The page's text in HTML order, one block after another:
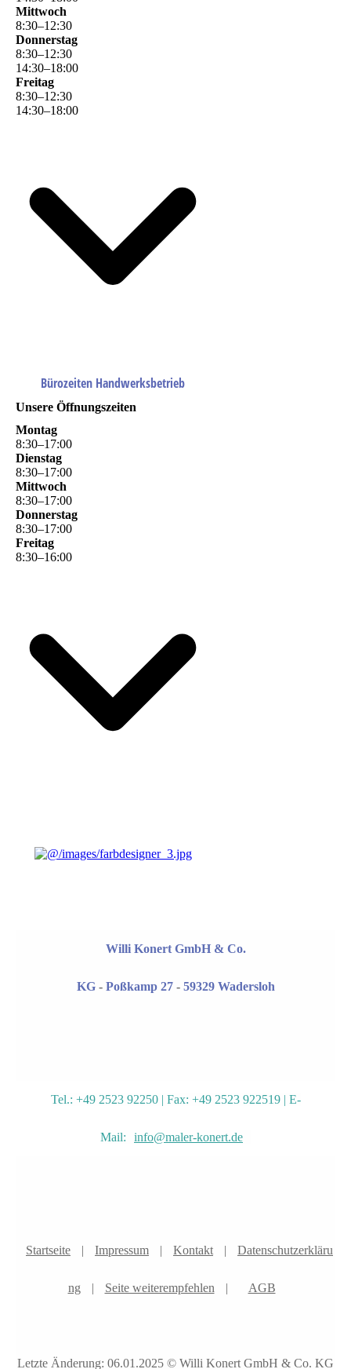
Mittwoch
8:30–12:30
Donnerstag
8:30–12:30
14:30–18:00
Freitag
8:30–12:30
14:30–18:00
Bürozeiten Handwerksbetrieb
Unsere Öffnungszeiten
Montag
8:30–17:00
Dienstag
8:30–17:00
Mittwoch
8:30–17:00
Donnerstag
8:30–17:00
Freitag
8:30–16:00
Willi Konert GmbH & Co.
KG- Poßkamp 27- 59329 Wadersloh
Tel.: +49 2523 92250 | Fax: +49 2523 922519 | E-
Mail: info@maler-konert.de
Startseite Impressum Kontakt Datenschutzerkläru
ng Seite weiterempfehlen AGB
Letzte Änderung: 06.01.2025 © Willi Konert GmbH & Co. KG